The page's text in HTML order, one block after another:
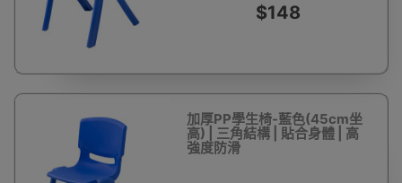
$148
加厚PP學生椅-藍色(45cm坐
高) | 三角結構 | 貼合身體 | 高
強度防滑